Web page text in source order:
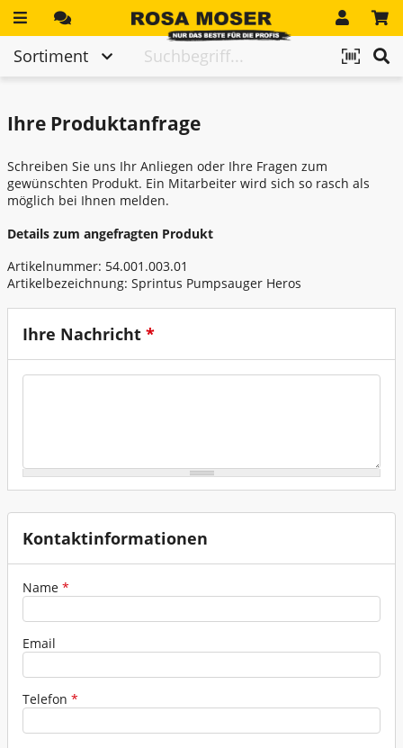
Direkt zum Inhalt
Highlights
Geräteverleih
Schilderanfertigung & Laserbeschriftung
Werkstatt
Unternehmen
Hier gehts zum Kontaktformular
Ihr Einkaufswagen ist momentan leer.
Sortiment
Arbeitsschutz - PSA
Baustelleneinrichtung
Druckluft
Elektromaterial - Beleuchtung
Gerüste - Leitern
Heizen - Klima - Winterbedarf
Kanal - Entwässerung
Malen - Mauern - Fliesenlegen
Messtechnik
Ihre Produktanfrage
Schreiben Sie uns Ihr Anliegen oder Ihre Fragen zum
gewünschten Produkt. Ein Mitarbeiter wird sich so rasch als
möglich bei Ihnen melden.
Details zum angefragten Produkt
Artikelnummer: 54.001.003.01
Artikelbezeichnung: Sprintus Pumpsauger Heros
Ihre Nachricht *
Kontaktinformationen
Name *
Email
Telefon *